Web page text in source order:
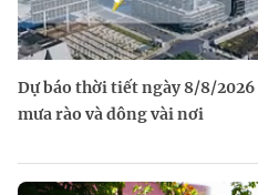
Dự báo thời tiết ngày 8/8/2026
mưa rào và dông vài nơi